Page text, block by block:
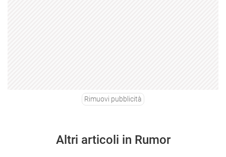
Rimuovi pubblicità
Altri articoli in Rumor